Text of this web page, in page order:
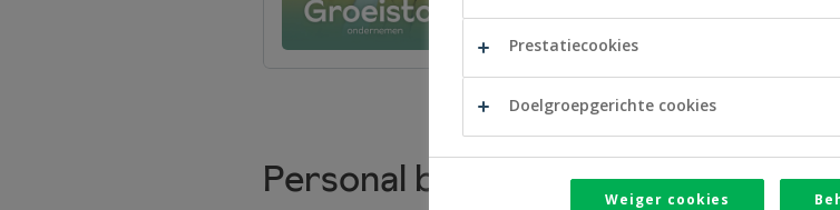
Personal branding: uw verhaal
Prestatiecookies
Doelgroepgerichte cookies
Weiger cookies